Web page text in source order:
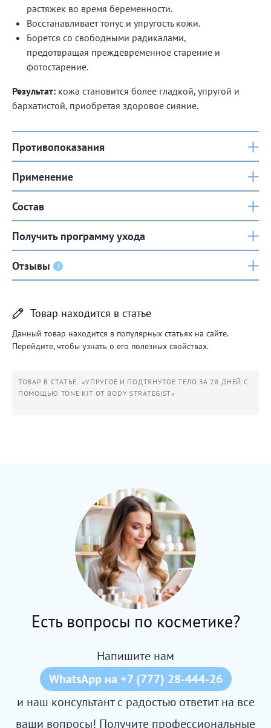
растяжек во время беременности.
Восстанавливает тонус и упругость кожи.
Борется со свободными радикалами,
предотвращая преждевременное старение и
фотостарение.
Результат: кожа становится более гладкой, упругой и
бархатистой, приобретая здоровое сияние.
Противопоказания
Применение
Состав
Получить программу ухода
Отзывы 3
Товар находится в статье
Данный товар находится в популярных статьях на сайте.
Перейдите, чтобы узнать о его полезных свойствах.
ТОВАР В СТАТЬЕ: «УПРУГОЕ И ПОДТЯНУТОЕ ТЕЛО ЗА 28 ДНЕЙ С
ПОМОЩЬЮ TONE KIT ОТ BODY STRATEGIST»
Есть вопросы по косметике?
Напишите нам
WhatsApp на +7 (777) 28-444-26
и наш консультант с радостью ответит на все
ваши вопросы! Получите профессиональные